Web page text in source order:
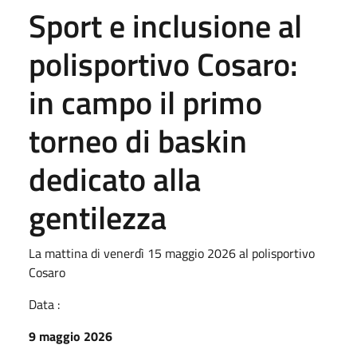
Sport e inclusione al
polisportivo Cosaro:
in campo il primo
torneo di baskin
dedicato alla
gentilezza
La mattina di venerdì 15 maggio 2026 al polisportivo
Cosaro
Data :
9 maggio 2026